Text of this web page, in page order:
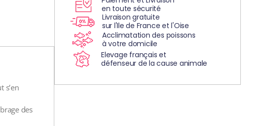
s’en
des
en toute sécurité
Livraison gratuite
sur l'Ile de France et l'Oise
Acclimatation des poissons
à votre domicile
Elevage français et
défenseur de la cause animale